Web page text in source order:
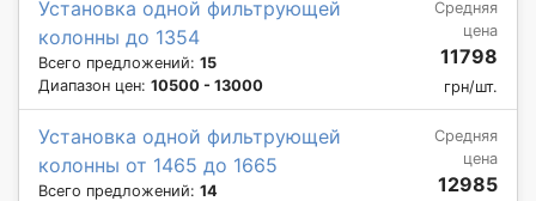
Установка одной фильтрующей
колонны до 1354
Всего предложений: 15
Диапазон цен: 10500 - 13000
Средняя
цена
11798
грн/шт.
Установка одной фильтрующей
колонны от 1465 до 1665
Всего предложений: 14
Средняя
цена
12985